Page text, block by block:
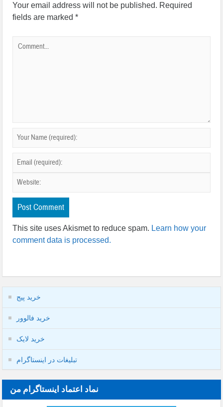
Your email address will not be published. Required
fields are marked*
This site uses Akismet to reduce spam. Learn how your
comment data is processed.
خرید پیج
خرید فالوور
خرید لایک
تبلیغات در اینستاگرام
نماد اعتماد اینستاگرام من